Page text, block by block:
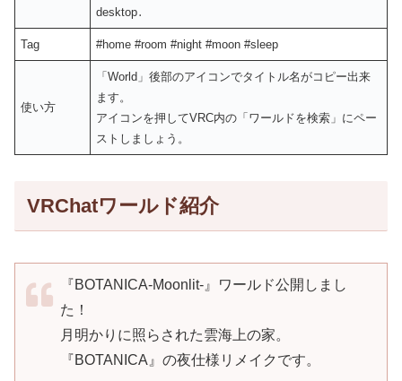
desktop․
Tag #home #room #night #moon #sleep
使い方
「World」後部のアイコンでタイトル名がコピー出来
ます。
アイコンを押してVRC内の「ワールドを検索」にペー
ストしましょう。
VRChatワールド紹介
『BOTANICA-Moonlit-』ワールド公開しまし
た！
月明かりに照らされた雲海上の家。
『BOTANICA』の夜仕様リメイクです。